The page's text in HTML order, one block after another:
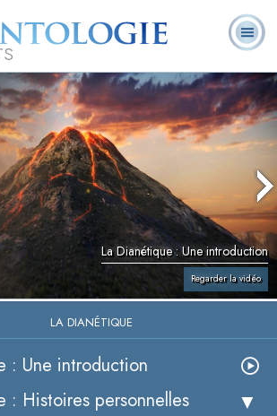
ce que la
?
Ministres
volontaires
Foire aux
questions
Livres
La Dianétique : Une introduction
Regarder la vidéo
LA DIANÉTIQUE
: Une introduction
: Histoires personnelles